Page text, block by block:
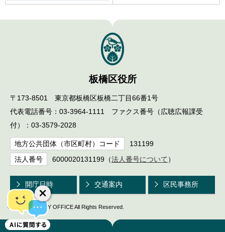
日本語
板橋区役所
〒173-8501 東京都板橋区板橋二丁目66番1号
代表電話番号：03-3964-1111 ファクス番号（広聴広報課受
付）：03-3579-2028
地方公共団体（市区町村）コード 131199
法人番号 6000020131199（法人番号について ）
開庁日時 交通案内 区民事務所
© ITABASHI CITY OFFICE All Rights Reserved.